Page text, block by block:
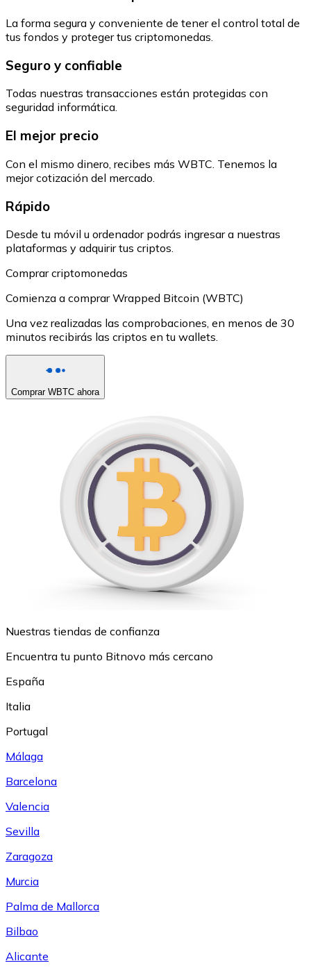
La forma segura y conveniente de tener el control total de
tus fondos y proteger tus criptomonedas.
Seguro y confiable
Todas nuestras transacciones están protegidas con
seguridad informática.
El mejor precio
Con el mismo dinero, recibes más WBTC. Tenemos la
mejor cotización del mercado.
Rápido
Desde tu móvil u ordenador podrás ingresar a nuestras
plataformas y adquirir tus criptos.
Comprar criptomonedas
Comienza a comprar Wrapped Bitcoin (WBTC)
Una vez realizadas las comprobaciones, en menos de 30
minutos recibirás las criptos en tu wallets.
Comprar WBTC ahora
Nuestras tiendas de confianza
Encuentra tu punto Bitnovo más cercano
España
Italia
Portugal
Málaga
Barcelona
Valencia
Sevilla
Zaragoza
Murcia
Palma de Mallorca
Bilbao
Alicante